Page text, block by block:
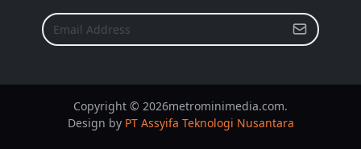
Copyright © 2026metrominimedia.com.
Design by PT Assyifa Teknologi Nusantara